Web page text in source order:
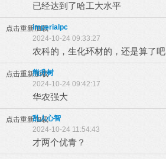
已经达到了哈工大水平
点击重新加载imperialpc
2024-10-24 09:33:27
农科的，生化环材的，还是算了吧
点击重新加载
熊升树
2024-10-24 09:42:17
华农强大
点击重新加载
乱人心智
2024-10-24 11:54:43
才两个优青？